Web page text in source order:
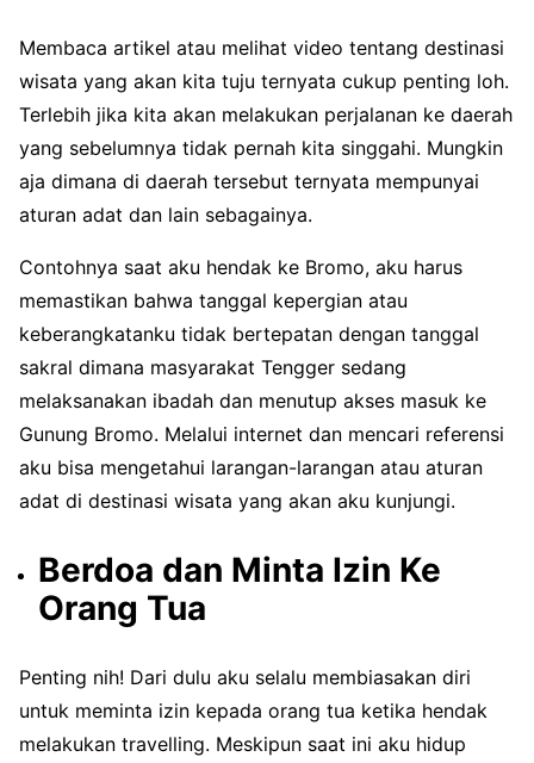
Membaca artikel atau melihat video tentang destinasi
wisata yang akan kita tuju ternyata cukup penting loh.
Terlebih jika kita akan melakukan perjalanan ke daerah
yang sebelumnya tidak pernah kita singgahi. Mungkin
aja dimana di daerah tersebut ternyata mempunyai
aturan adat dan lain sebagainya.
Contohnya saat aku hendak ke Bromo, aku harus
memastikan bahwa tanggal kepergian atau
keberangkatanku tidak bertepatan dengan tanggal
sakral dimana masyarakat Tengger sedang
melaksanakan ibadah dan menutup akses masuk ke
Gunung Bromo. Melalui internet dan mencari referensi
aku bisa mengetahui larangan-larangan atau aturan
adat di destinasi wisata yang akan aku kunjungi.
Berdoa dan Minta Izin Ke
Orang Tua
Penting nih! Dari dulu aku selalu membiasakan diri
untuk meminta izin kepada orang tua ketika hendak
melakukan travelling. Meskipun saat ini aku hidup